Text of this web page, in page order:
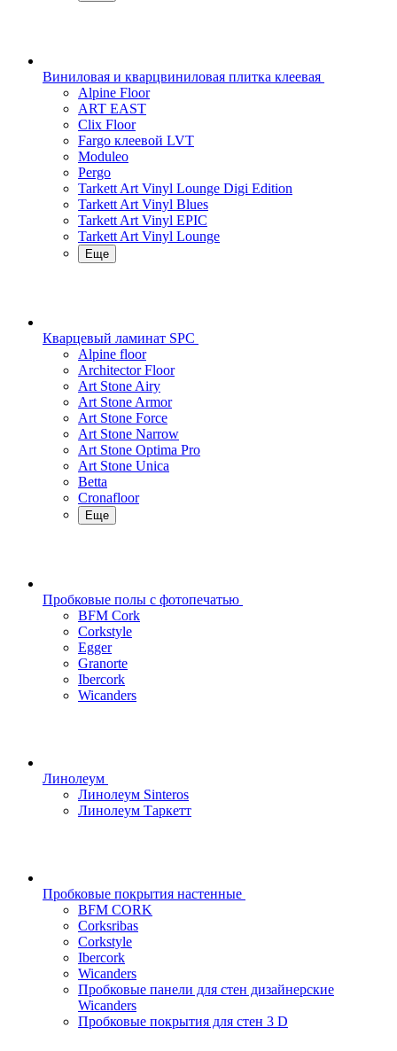
Виниловая и кварцвиниловая плитка клеевая
Alpine Floor
ART EAST
Clix Floor
Fargo клеевой LVT
Moduleo
Pergo
Tarkett Art Vinyl Lounge Digi Edition
Tarkett Art Vinyl Blues
Tarkett Art Vinyl EPIC
Tarkett Art Vinyl Lounge
Еще
Кварцевый ламинат SPC
Alpine floor
Architector Floor
Art Stone Airy
Art Stone Armor
Art Stone Force
Art Stone Narrow
Art Stone Optima Pro
Art Stone Unica
Betta
Cronafloor
Еще
Пробковые полы с фотопечатью
BFM Cork
Corkstyle
Egger
Granorte
Ibercork
Wicanders
Линолеум
Линолеум Sinteros
Линолеум Таркетт
Пробковые покрытия настенные
BFM CORK
Corksribas
Corkstyle
Ibercork
Wicanders
Пробковые панели для стен дизайнерские
Wicanders
Пробковые покрытия для стен 3 D